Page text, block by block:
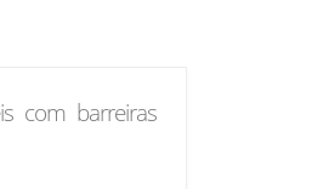
com barreiras